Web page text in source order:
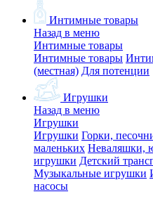
Интимные товары
Назад в меню
Интимные товары
Интимные товары
(местная) Для потенции
Игрушки
Назад в меню
Игрушки
Игрушки Горки,
маленьких Неваляшки,
игрушки Детский
Музыкальные игрушки
насосы